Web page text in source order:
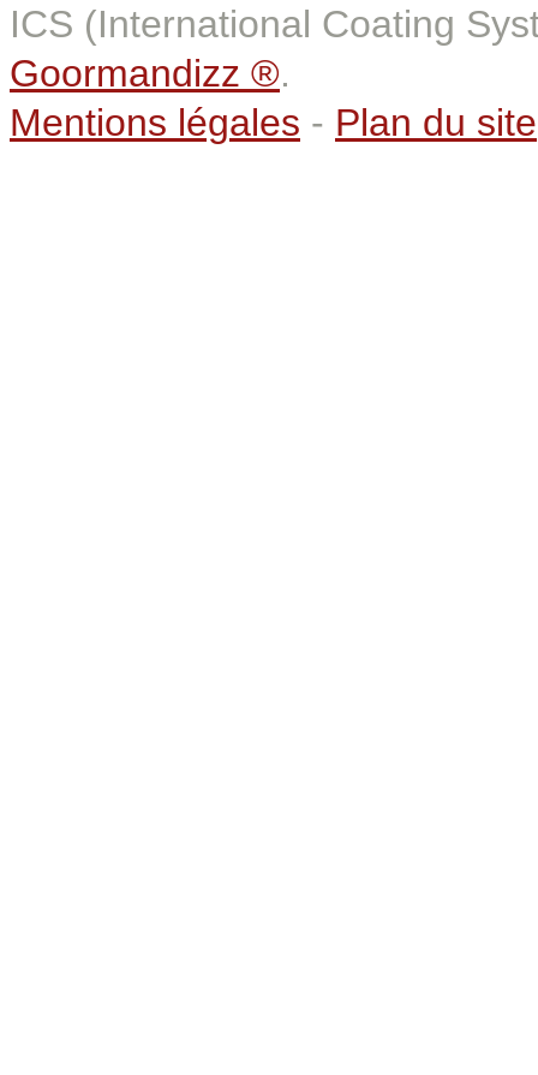
ICS (International Coating
Goormandizz ®.
Mentions légales - Plan du site